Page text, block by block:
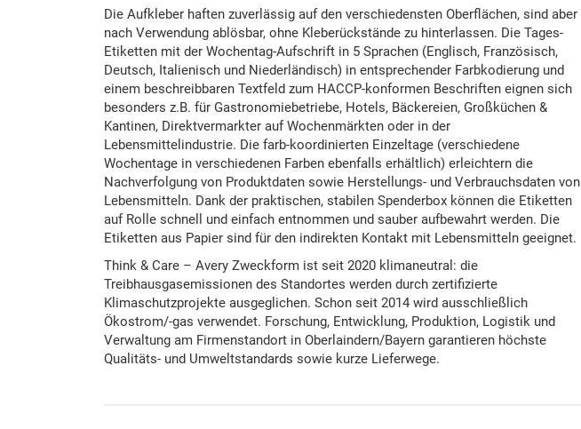
Die Aufkleber haften zuverlässig auf den verschiedensten Oberflächen, sind aber
nach Verwendung ablösbar, ohne Kleberückstände zu hinterlassen. Die Tages-
Etiketten mit der Wochentag-Aufschrift in 5 Sprachen (Englisch, Französisch,
Deutsch, Italienisch und Niederländisch) in entsprechender Farbkodierung und
einem beschreibbaren Textfeld zum HACCP-konformen Beschriften eignen sich
besonders z.B. für Gastronomiebetriebe, Hotels, Bäckereien, Großküchen &
Kantinen, Direktvermarkter auf Wochenmärkten oder in der
Lebensmittelindustrie. Die farb-koordinierten Einzeltage (verschiedene
Wochentage in verschiedenen Farben ebenfalls erhältlich) erleichtern die
Nachverfolgung von Produktdaten sowie Herstellungs- und Verbrauchsdaten von
Lebensmitteln. Dank der praktischen, stabilen Spenderbox können die Etiketten
auf Rolle schnell und einfach entnommen und sauber aufbewahrt werden. Die
Etiketten aus Papier sind für den indirekten Kontakt mit Lebensmitteln geeignet.
Think & Care – Avery Zweckform ist seit 2020 klimaneutral: die
Treibhausgasemissionen des Standortes werden durch zertifizierte
Klimaschutzprojekte ausgeglichen. Schon seit 2014 wird ausschließlich
Ökostrom/-gas verwendet. Forschung, Entwicklung, Produktion, Logistik und
Verwaltung am Firmenstandort in Oberlaindern/Bayern garantieren höchste
Qualitäts- und Umweltstandards sowie kurze Lieferwege.